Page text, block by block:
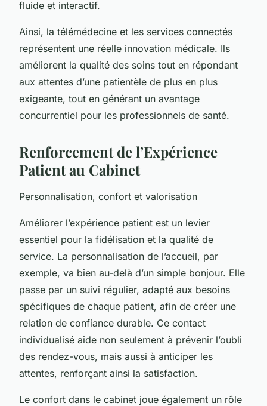
fluide et interactif.
Ainsi, la télémédecine et les services connectés
représentent une réelle innovation médicale. Ils
améliorent la qualité des soins tout en répondant
aux attentes d’une patientèle de plus en plus
exigeante, tout en générant un avantage
concurrentiel pour les professionnels de santé.
Renforcement de l’Expérience
Patient au Cabinet
Personnalisation, confort et valorisation
Améliorer l’expérience patient est un levier
essentiel pour la fidélisation et la qualité de
service. La personnalisation de l’accueil, par
exemple, va bien au-delà d’un simple bonjour. Elle
passe par un suivi régulier, adapté aux besoins
spécifiques de chaque patient, afin de créer une
relation de confiance durable. Ce contact
individualisé aide non seulement à prévenir l’oubli
des rendez-vous, mais aussi à anticiper les
attentes, renforçant ainsi la satisfaction.
Le confort dans le cabinet joue également un rôle